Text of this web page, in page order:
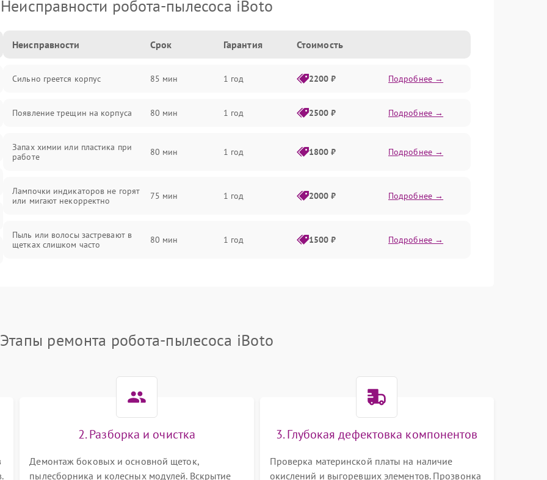
Неисправности робота-пылесоса iBoto
Неисправности Срок Гарантия Стоимость
Сильно греется корпус 85 мин 1 год 2200 ₽ Подробнее →
Появление трещин на корпуса 80 мин 1 год 2500 ₽ Подробнее →
Запах химии или пластика при
работе
80 мин 1 год 1800 ₽ Подробнее →
Лампочки индикаторов не горят
или мигают некорректно
75 мин 1 год 2000 ₽ Подробнее →
Пыль или волосы застревают в
щетках слишком часто
80 мин 1 год 1500 ₽ Подробнее →
Этапы ремонта робота-пылесоса iBoto
2. Разборка и очистка
Демонтаж боковых и основной щеток,
пылесборника и колесных модулей. Вскрытие
3. Глубокая дефектовка компонентов
Проверка материнской платы на наличие
окислений и выгоревших элементов. Прозвонка